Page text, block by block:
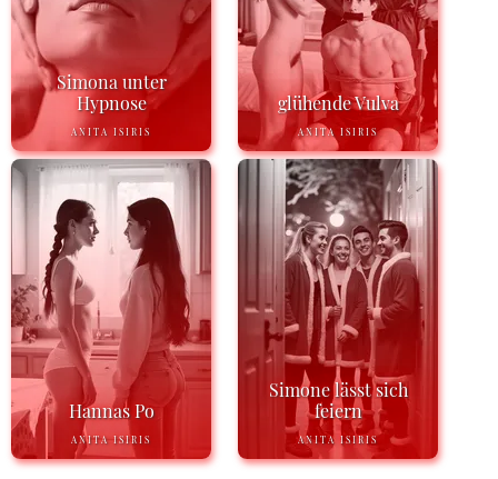
Simona unter
Hypnose
ANITA ISIRIS
glühende Vulva
ANITA ISIRIS
Hannas Po
ANITA ISIRIS
Simone lässt sich
feiern
ANITA ISIRIS